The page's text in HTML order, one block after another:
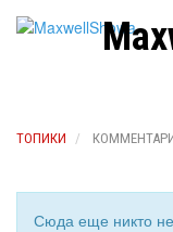
ТОПИКИ
Сюда еще никто